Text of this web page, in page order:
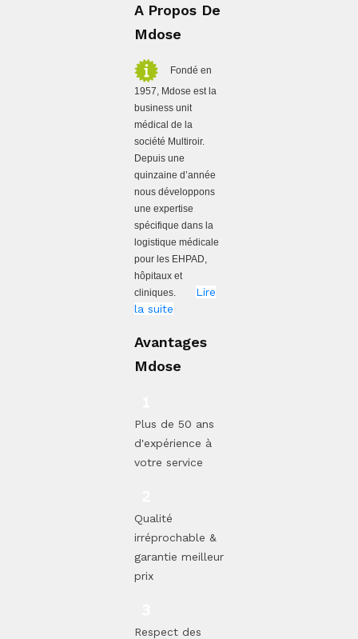
A Propos De
Mdose
Fondé en
1957, Mdose est la
business unit
médical de la
société Multiroir.
Depuis une
quinzaine d’année
nous développons
une expertise
spécifique dans la
logistique médicale
pour les EHPAD,
hôpitaux et
cliniques.
Lire
la suite
Avantages
Mdose
Plus de 50 ans
d'expérience à
votre service
Qualité
irréprochable &
garantie meilleur
prix
Respect des